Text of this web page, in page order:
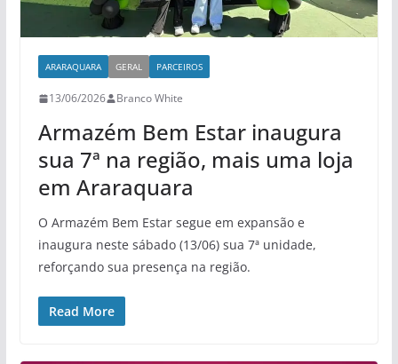
ARARAQUARA GERAL PARCEIROS
13/06/2026 Branco White
Armazém Bem Estar inaugura
sua 7ª na região, mais uma loja
em Araraquara
O Armazém Bem Estar segue em expansão e
inaugura neste sábado (13/06) sua 7ª unidade,
reforçando sua presença na região.
Read More